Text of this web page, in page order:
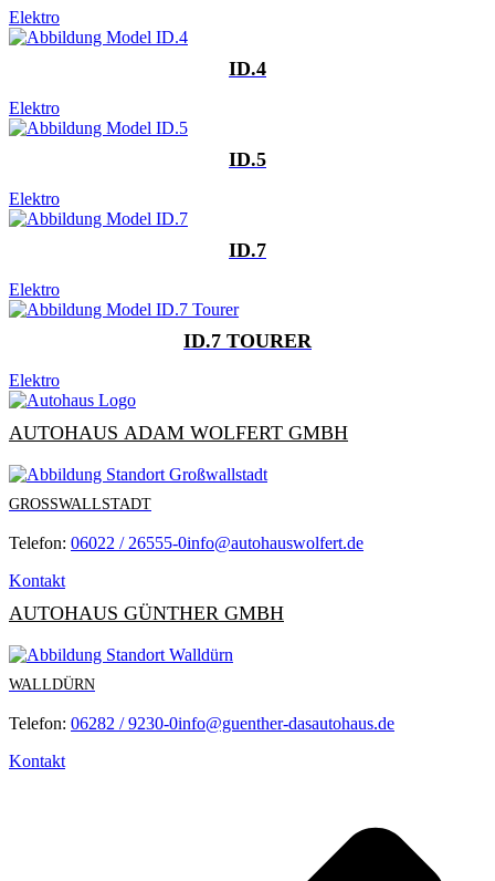
Elektro
ID.4
Elektro
ID.5
Elektro
ID.7
Elektro
ID.7 TOURER
Elektro
AUTOHAUS ADAM WOLFERT GMBH
GROSSWALLSTADT
Telefon: 06022 / 26555-0info@autohauswolfert.de
Kontakt
AUTOHAUS GÜNTHER GMBH
WALLDÜRN
Telefon: 06282 / 9230-0info@guenther-dasautohaus.de
Kontakt